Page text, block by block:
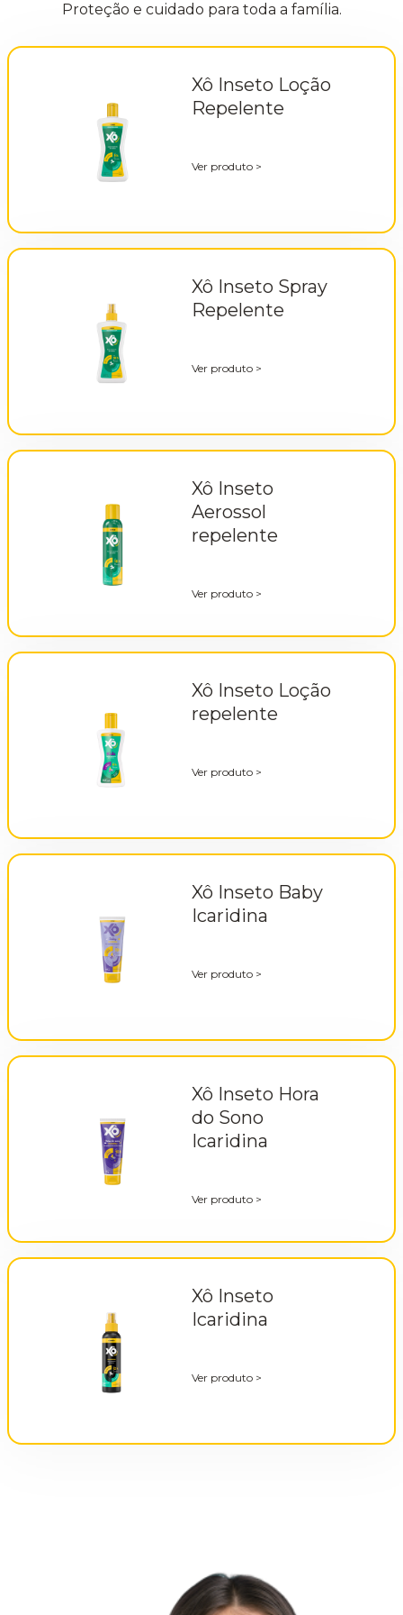
Proteção e cuidado para toda a família.
Xô Inseto Loção
Repelente
Ver produto >
Xô Inseto Spray
Repelente
Ver produto >
Xô Inseto
Aerossol
repelente
Ver produto >
Xô Inseto Loção
repelente
Ver produto >
Xô Inseto Baby
Icaridina
Ver produto >
Xô Inseto Hora
do Sono
Icaridina
Ver produto >
Xô Inseto
Icaridina
Ver produto >